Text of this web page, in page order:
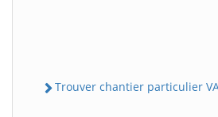
Trouver chantier particulier